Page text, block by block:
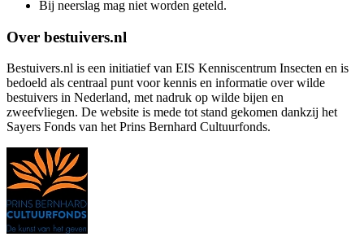
Bij neerslag mag niet worden geteld.
Over bestuivers.nl
Bestuivers.nl is een initiatief van EIS Kenniscentrum Insecten en is
bedoeld als centraal punt voor kennis en informatie over wilde
bestuivers in Nederland, met nadruk op wilde bijen en
zweefvliegen. De website is mede tot stand gekomen dankzij het
Sayers Fonds van het Prins Bernhard Cultuurfonds.